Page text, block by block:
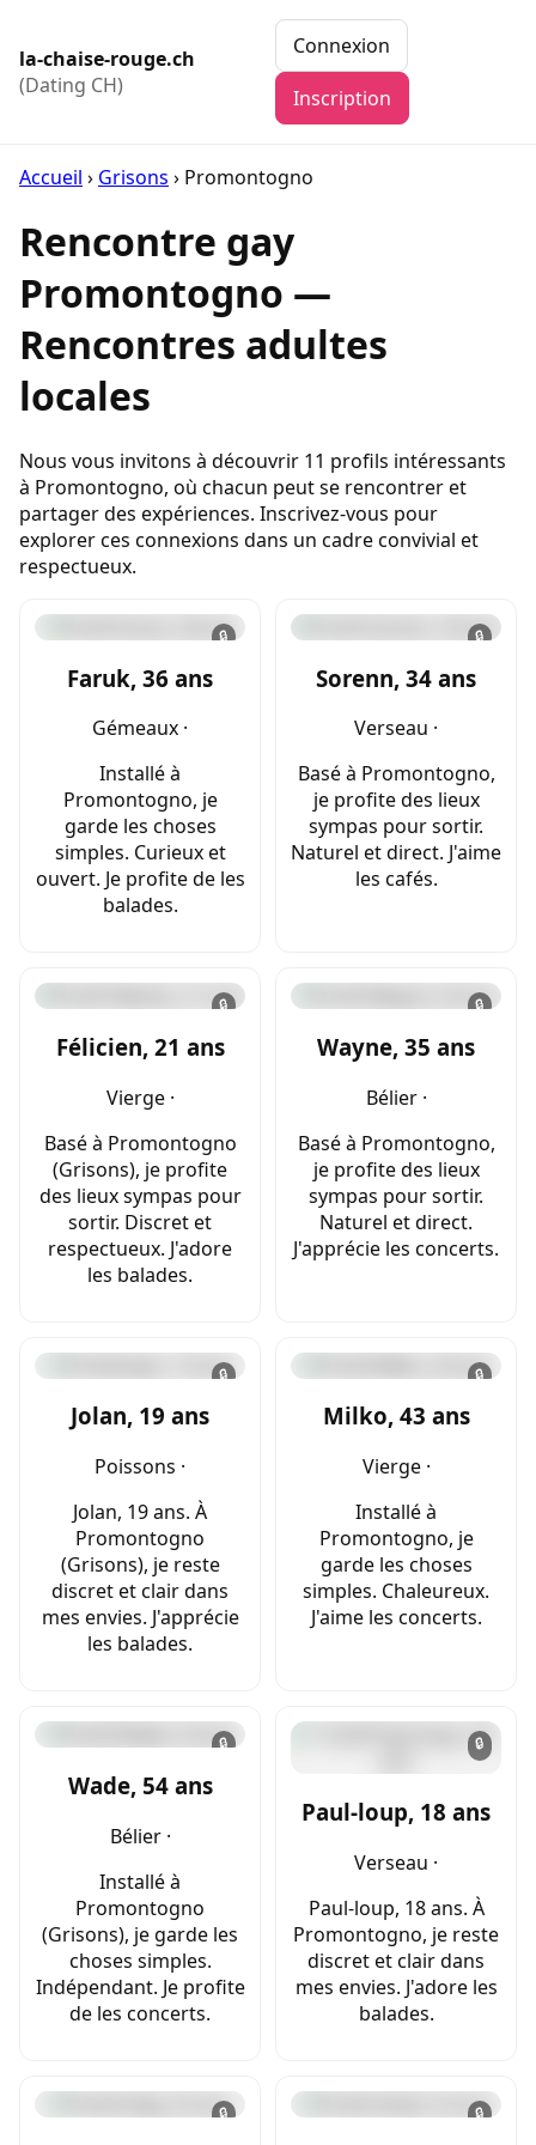
la-chaise-rouge.ch
(Dating CH)
Connexion
Inscription
Accueil › Grisons › Promontogno
Rencontre gay
Promontogno —
Rencontres adultes
locales
Nous vous invitons à découvrir 11 profils intéressants
à Promontogno, où chacun peut se rencontrer et
partager des expériences. Inscrivez-vous pour
explorer ces connexions dans un cadre convivial et
respectueux.
🔒
Faruk, 36 ans
Gémeaux ·
Installé à
Promontogno, je
garde les choses
simples. Curieux et
ouvert. Je profite de les
balades.
🔒
Sorenn, 34 ans
Verseau ·
Basé à Promontogno,
je profite des lieux
sympas pour sortir.
Naturel et direct. J'aime
les cafés.
🔒
Félicien, 21 ans
Vierge ·
Basé à Promontogno
(Grisons), je profite
des lieux sympas pour
sortir. Discret et
respectueux. J'adore
les balades.
🔒
Wayne, 35 ans
Bélier ·
Basé à Promontogno,
je profite des lieux
sympas pour sortir.
Naturel et direct.
J'apprécie les concerts.
🔒
Jolan, 19 ans
Poissons ·
Jolan, 19 ans. À
Promontogno
(Grisons), je reste
discret et clair dans
mes envies. J'apprécie
les balades.
🔒
Milko, 43 ans
Vierge ·
Installé à
Promontogno, je
garde les choses
simples. Chaleureux.
J'aime les concerts.
🔒
Wade, 54 ans
Bélier ·
Installé à
Promontogno
(Grisons), je garde les
choses simples.
Indépendant. Je profite
de les concerts.
🔒
Paul-loup, 18 ans
Verseau ·
Paul-loup, 18 ans. À
Promontogno, je reste
discret et clair dans
mes envies. J'adore les
balades.
🔒 🔒